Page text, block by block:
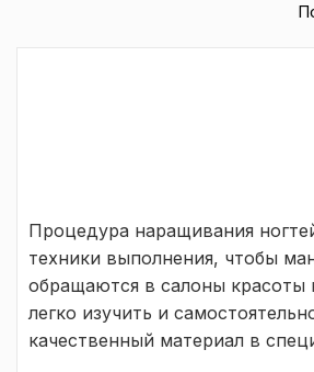
Процедура наращивания
техники выполнения, чтобы
обращаются в салоны красоты
легко изучить и
качественный материал в